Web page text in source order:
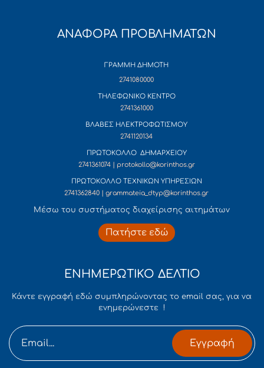
ΑΝΑΦΟΡΑ ΠΡΟΒΛΗΜΑΤΩΝ
ΓΡΑΜΜΗ ΔΗΜΟΤΗ
2741080000
ΤΗΛΕΦΩΝΙΚΟ ΚΕΝΤΡΟ
2741361000
ΒΛΑΒΕΣ ΗΛΕΚΤΡΟΦΩΤΙΣΜΟΥ
2741120134
ΠΡΩΤΟΚΟΛΛΟ ΔΗΜΑΡΧΕΙΟΥ
2741361074 | protokollo@korinthos.gr
ΠΡΩΤΟΚΟΛΛΟ ΤΕΧΝΙΚΩΝ ΥΠΗΡΕΣΙΩΝ
2741362840 | grammateia_dtyp@korinthos.gr
Mέσω του συστήματος διαχείρισης αιτημάτων
Πατήστε εδώ
ΕΝΗΜΕΡΩΤΙΚΟ ΔΕΛΤΙΟ
Κάντε εγγραφή εδώ συμπληρώνοντας το email σας, για να
ενημερώνεστε !
Εγγραφή